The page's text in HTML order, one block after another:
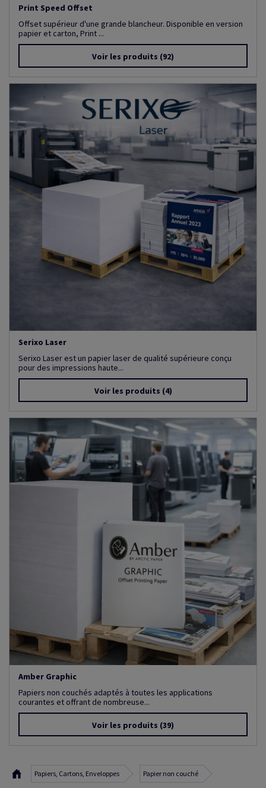
Print Speed Offset
Offset supérieur d'une grande blancheur. Disponible en version
papier et carton, Print ...
Voir les produits (92)
Serixo Laser
Serixo Laser est un papier laser de qualité supérieure conçu
pour des impressions haute...
Voir les produits (4)
Amber Graphic
Papiers non couchés adaptés à toutes les applications
courantes et offrant de nombreuse...
Voir les produits (39)
Papiers, Cartons, Enveloppes Papier non couché